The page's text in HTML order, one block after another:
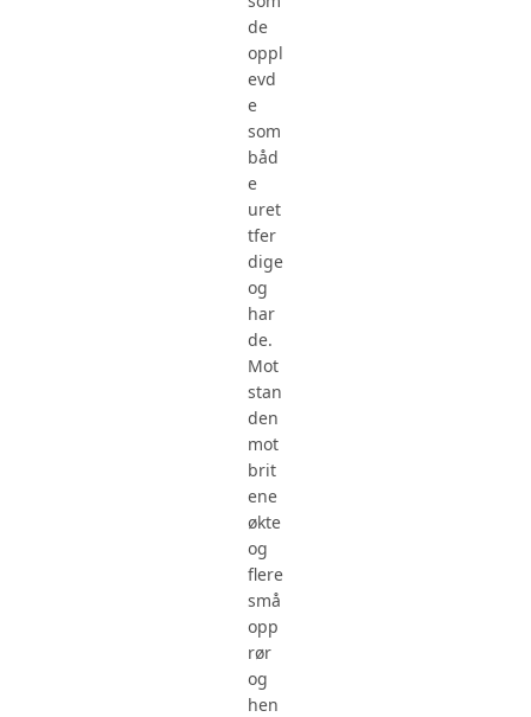
de
oppl
evd
e
som
båd
e
uret
tfer
dige
og
har
de.
Mot
stan
den
mot
brit
ene
økte
og
flere
små
opp
rør
og
hen